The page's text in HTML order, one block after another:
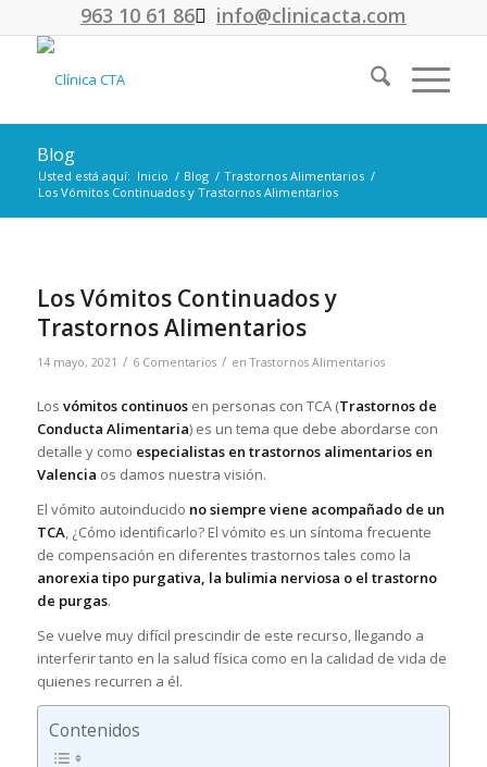
963 10 61 86 info@clinicacta.com
Blog
Usted está aquí: Inicio / Blog / Trastornos Alimentarios /
Los Vómitos Continuados y Trastornos Alimentarios
Los Vómitos Continuados y
Trastornos Alimentarios
14 mayo, 2021 / 6 Comentarios / enTrastornos Alimentarios
Los vómitos continuosen personas con TCA (Trastornos de
Conducta Alimentaria) es un tema que debe abordarse con
detalle y como especialistas en trastornos alimentarios en
Valencia os damos nuestra visión.
El vómito autoinducido no siempre viene acompañado de un
TCA, ¿Cómo identificarlo? El vómito es un síntoma frecuente
de compensación en diferentes trastornos tales como la
anorexia tipo purgativa, la bulimia nerviosa o el trastorno
de purgas.
Se vuelve muy difícil prescindir de este recurso, llegando a
interferir tanto en la salud física como en la calidad de vida de
quienes recurren a él.
Contenidos